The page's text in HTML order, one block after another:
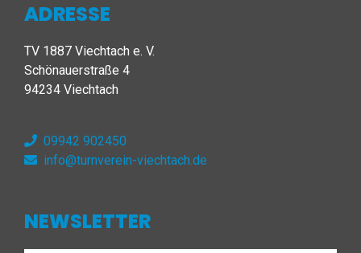
ADRESSE
TV 1887 Viechtach e. V.
Schönauerstraße 4
94234 Viechtach
09942 902450
info@turnverein-viechtach.de
NEWSLETTER